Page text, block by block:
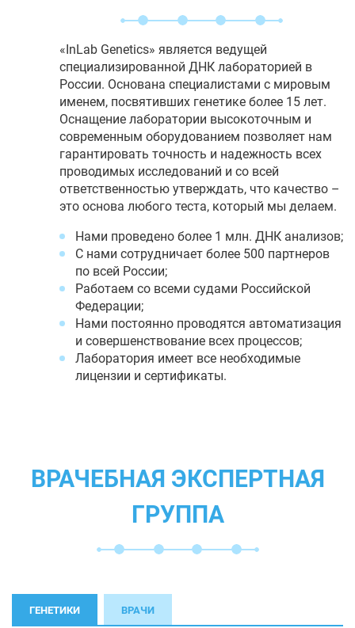
«InLab Genetics» является ведущей
специализированной ДНК лабораторией в
России. Основана специалистами с мировым
именем, посвятивших генетике более 15 лет.
Оснащение лаборатории высокоточным и
современным оборудованием позволяет нам
гарантировать точность и надежность всех
проводимых исследований и со всей
ответственностью утверждать, что качество –
это основа любого теста, который мы делаем.
Нами проведено более 1 млн. ДНК анализов;
С нами сотрудничает более 500 партнеров
по всей России;
Работаем со всеми судами Российской
Федерации;
Нами постоянно проводятся автоматизация
и совершенствование всех процессов;
Лаборатория имеет все необходимые
лицензии и сертификаты.
ВРАЧЕБНАЯ ЭКСПЕРТНАЯ
ГРУППА
ГЕНЕТИКИ ВРАЧИ